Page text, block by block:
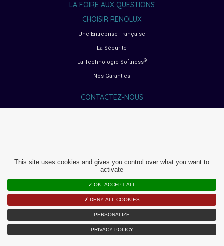
LA FOIRE AUX QUESTIONS
CHOISIR RENOLUX
Une Entreprise Française
La Sécurité
La Technologie Softness®
Nos Garanties
CONTACTEZ-NOUS
Choisir son transat bébé
Choisir son lit parapluie
Choisir son parc bébé
MENTIONS LÉGALES
This site uses cookies and gives you control over what you want to
activate
✓ OK, ACCEPT ALL
✗ DENY ALL COOKIES
PERSONALIZE
PRIVACY POLICY